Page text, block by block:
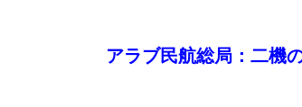
アラブ民航総局：二機